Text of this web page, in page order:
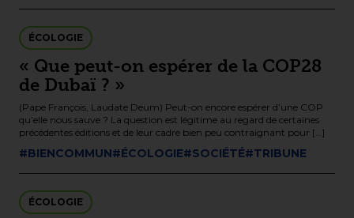
ÉCOLOGIE
« Que peut-on espérer de la COP28
de Dubaï ? »
(Pape François, Laudate Deum) Peut-on encore espérer d’une COP
qu’elle nous sauve ? La question est légitime au regard de certaines
précédentes éditions et de leur cadre bien peu contraignant pour […]
#BIENCOMMUN#ÉCOLOGIE#SOCIÉTÉ#TRIBUNE
ÉCOLOGIE